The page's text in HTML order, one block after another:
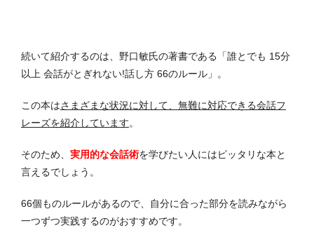
続いて紹介するのは、野口敏氏の著書である「誰とでも 15分
以上 会話がとぎれない!話し方 66のルール」。
この本はさまざまな状況に対して、無難に対応できる会話フ
レーズを紹介しています。
そのため、 実用的な会話術を学びたい人にはピッタリな本と
言えるでしょう。
66個ものルールがあるので、自分に合った部分を読みながら
一つずつ実践するのがおすすめです。